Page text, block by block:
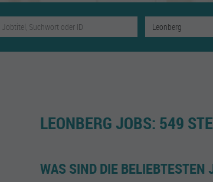
LEONBERG JOBS: 549
WAS SIND DIE BELIEBTESTEN